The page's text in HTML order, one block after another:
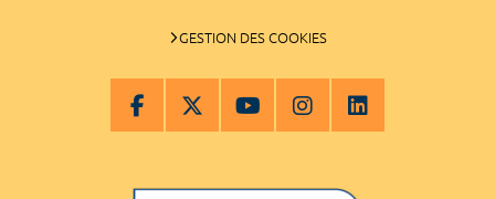
GESTION DES COOKIES